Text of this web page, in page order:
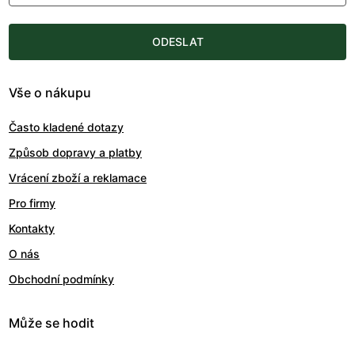
ODESLAT
Vše o nákupu
Často kladené dotazy
Způsob dopravy a platby
Vrácení zboží a reklamace
Pro firmy
Kontakty
O nás
Obchodní podmínky
Může se hodit